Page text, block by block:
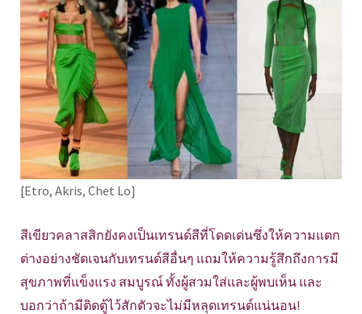
[Etro, Akris, Chet Lo]
สีเขียวคลาสสิกยังคงเป็นเทรนด์สีที่โดดเด่นซึ่งให้ความแตก
ต่างอย่างชัดเจนกับเทรนด์สีอื่นๆ แถมให้ความรู้สึกถึงการมี
สุขภาพที่แข็งแรง สมบูรณ์ ทั้งผู้สวมใส่และผู้พบเห็น และ
บอกว่าถ้ามีติดตู้ไว้สักตัวจะไม่มีหลุดเทรนด์แน่นอน!